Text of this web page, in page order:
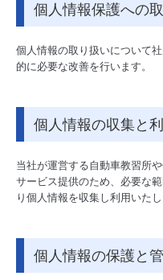
個人情報保護への
個人情報の取り扱いについて
的に必要な改善を行います。
個人情報の収集と
当社が運営する自動車教習所
サービス提供のため、必要な
り個人情報を収集し利用いたし
個人情報の保護と